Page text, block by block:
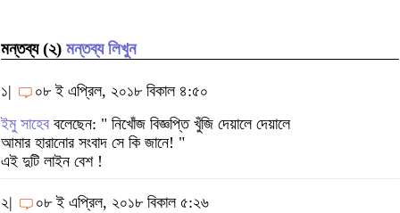
মন্তব্য (২) মন্তব্য লিখুন
১|
০৮ ই এপ্রিল, ২০১৮ বিকাল ৪:৫০
ইমু সাহেব বলেছেন: " নিখোঁজ বিজ্ঞপ্তি খুঁজি দেয়ালে দেয়ালে
আমার হারানোর সংবাদ সে কি জানে! "
এই দুটি লাইন বেশ !
২|
০৮ ই এপ্রিল, ২০১৮ বিকাল ৫:২৬